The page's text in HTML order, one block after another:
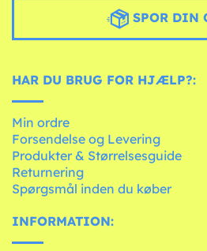
SPOR DIN
HAR DU BRUG FOR HJÆLP?:
Min ordre
Forsendelse og Levering
Produkter & Størrelsesguide
Returnering
Spørgsmål inden du køber
INFORMATION: